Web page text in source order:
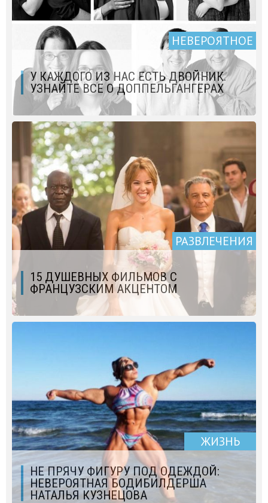
НЕВЕРОЯТНОЕ
У КАЖДОГО ИЗ НАС ЕСТЬ ДВОЙНИК.
УЗНАЙТЕ ВСЕ О ДОППЕЛЬГАНГЕРАХ
РАЗВЛЕЧЕНИЯ
15 ДУШЕВНЫХ ФИЛЬМОВ С
ФРАНЦУЗСКИМ АКЦЕНТОМ
ЖИЗНЬ
НЕ ПРЯЧУ ФИГУРУ ПОД ОДЕЖДОЙ:
НЕВЕРОЯТНАЯ БОДИБИЛДЕРША
НАТАЛЬЯ КУЗНЕЦОВА